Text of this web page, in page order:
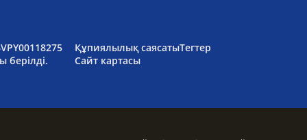
берілді.
Құпиялылық саясатыТегтер
Сайт картасы